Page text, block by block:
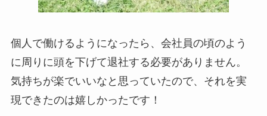
個人で働けるようになったら、会社員の頃のよう
に周りに頭を下げて退社する必要がありません。
気持ちが楽でいいなと思っていたので、それを実
現できたのは嬉しかったです！